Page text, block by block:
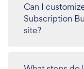
Can I
Subscription
site?